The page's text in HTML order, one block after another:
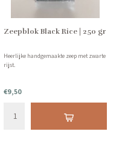
Zeepblok Black Rice | 250 gr
Heerlijke handgemaakte zeep met zwarte
rijst.
€9,50